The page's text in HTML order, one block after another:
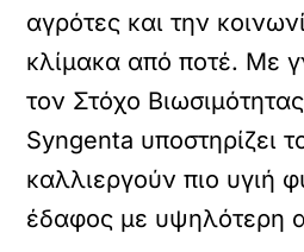
αγρότες και την
κλίμακα από ποτέ. Με
τον Στόχο
Syngenta υποστηρίζει
καλλιεργούν πιο υγιή
έδαφος με υψηλότερη